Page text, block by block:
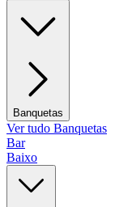
Banquetas
Ver tudo Banquetas
Bar
Baixo